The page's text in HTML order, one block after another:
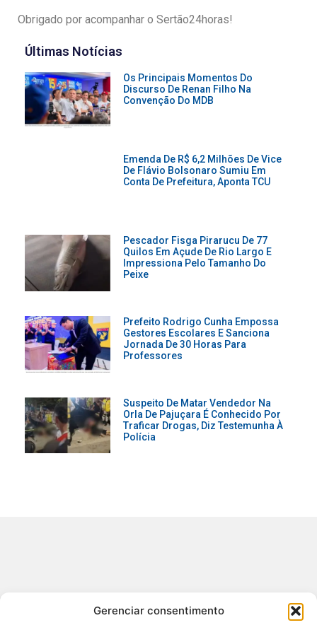
Gerenciar consentimento
Obrigado por acompanhar o Sertão24horas!
Últimas Notícias
Os Principais Momentos Do
Discurso De Renan Filho Na
Convenção Do MDB
Emenda De R$ 6,2 Milhões De Vice
De Flávio Bolsonaro Sumiu Em
Conta De Prefeitura, Aponta TCU
Pescador Fisga Pirarucu De 77
Quilos Em Açude De Rio Largo E
Impressiona Pelo Tamanho Do
Peixe
Prefeito Rodrigo Cunha Empossa
Gestores Escolares E Sanciona
Jornada De 30 Horas Para
Professores
Suspeito De Matar Vendedor Na
Orla De Pajuçara É Conhecido Por
Traficar Drogas, Diz Testemunha À
Polícia
Contato
redacao@sertao24horas.com.br